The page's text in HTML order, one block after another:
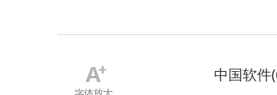
中国软件